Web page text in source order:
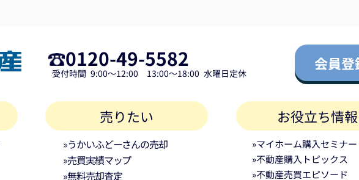
0120-49-5582
受付時間 9:00～12:00 13:00～18:00 水曜日定休
会員登
売りたい
»うかいふどーさんの売却
»売買実績マップ
»無料売却査定
お役立ち情報
»マイホーム購入セミナー
»不動産購入トピックス
»不動産売買エピソード